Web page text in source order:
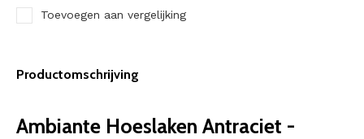
Toevoegen aan vergelijking
Productomschrijving
Ambiante Hoeslaken Antraciet -